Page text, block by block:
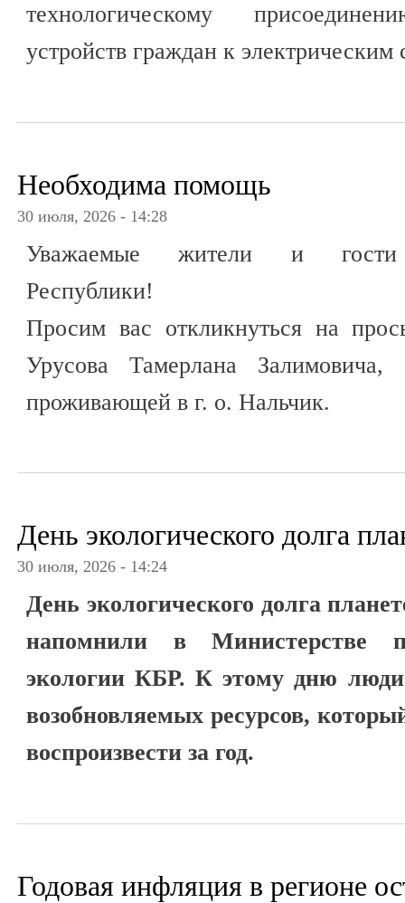
технологическому
устройств граждан к электрическим
Необходима помощь
30 июля, 2026 - 14:28
Уважаемые жители и гости
Республики!
Просим вас откликнуться на
Урусова Тамерлана
проживающей в г. о. Нальчик.
День экологического долга
30 июля, 2026 - 14:24
День экологического долга
напомнили в Министерстве
экологии КБР. К этому дню люди
возобновляемых ресурсов,
воспроизвести за год.
Годовая инфляция в регионе